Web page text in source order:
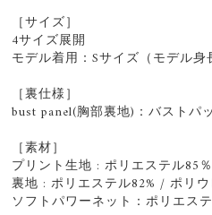
［サイズ］
4サイズ展開
モデル着用：Sサイズ（モデル身
［裏仕様］
bust panel(胸部裏地)：バストパ
［素材］
プリント生地 : ポリエステル85
裏地 : ポリエステル82% / ポリウ
ソフトパワーネット：ポリエス